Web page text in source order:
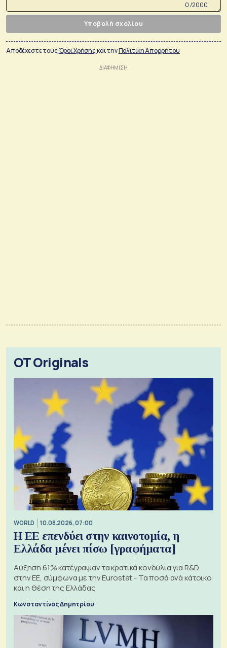
0 /2000
Υποβολή σχολίου
Αποδέχεστε τουςΌροι Χρήσηςκαι τηνΠολιτικη Απορρήτου
OT Originals
WORLD 10.08.2026, 07:00
Η ΕΕ επενδύει στην καινοτομία, η
Ελλάδα μένει πίσω [γραφήματα]
Αύξηση 61% κατέγραψαν τα κρατικά κονδύλια για R&D
στην ΕΕ, σύμφωνα με την Eurostat - Τα ποσά ανά κάτοικο
και η θέση της Ελλάδας
Κωνσταντίνος Δημητρίου